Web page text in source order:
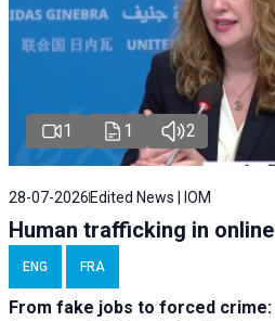
1 1 2
28-07-2026 Edited News | IOM
Human trafficking in
ENG FRA
From fake jobs to forced crime: